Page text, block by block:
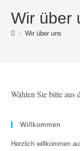
Wir über
> Wir über uns
Wählen Sie bitte aus
Willkommen
Herzlich willkommen